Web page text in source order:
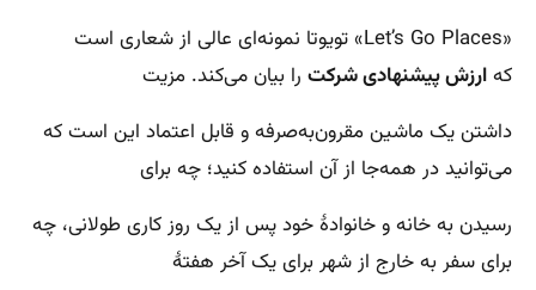
«Let’s Go Places» تویوتا نمونه‌ای عالی از شعاری است
کهارزش پیشنهادی شرکت را بیان می‌کند. مزیت
داشتن یک ماشین مقرون‌به‌صرفه و قابل اعتماد این است که
می‌توانید در همه‌جا از آن استفاده کنید؛ چه برای
رسیدن به خانه و خانوادۀ خود پس از یک روز کاری طولانی، چه
برای سفر به خارج از شهر برای یک آخر هفتۀ